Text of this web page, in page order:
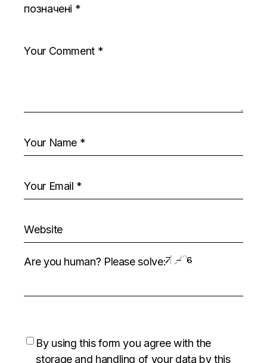
позначені *
Are you human? Please solve:
By using this form you agree with the
storage and handling of your data by this